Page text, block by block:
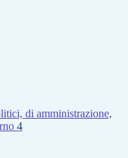
di amministrazione,
4